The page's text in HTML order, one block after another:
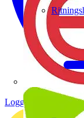
Logga in Registrera